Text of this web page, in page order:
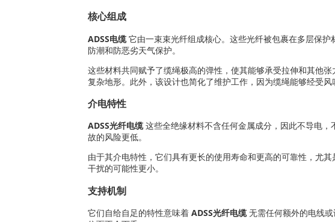
核心组成
ADSS电缆它由一束束光纤组成核心。这些光纤被包裹在多层保
防潮和防恶劣天气保护。
这些材料共同赋予了缆绳极高的弹性，使其能够承受拉伸和其他
复杂地形。此外，该设计也简化了维护工作，因为缆绳能够经受风
介电特性
ADSS光纤电缆这些全绝缘材料不含任何金属成分，因此不导电
故的风险更低。
由于其介电特性，它们具有更长的使用寿命和更高的可靠性，尤
干扰的可能性更小。
支持机制
它们自给自足的特性意味着 ADSS光纤电缆无需任何额外的电线